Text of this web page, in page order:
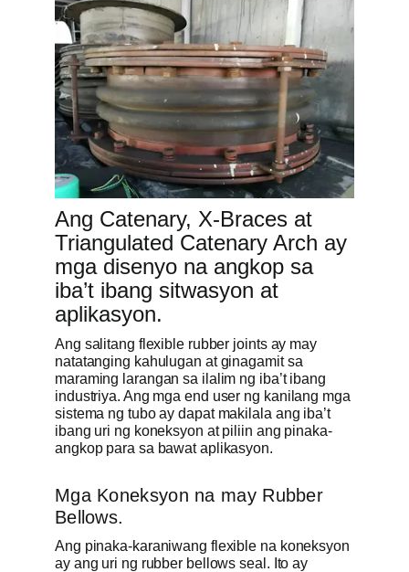
Ang Catenary, X-Braces at
Triangulated Catenary Arch ay
mga disenyo na angkop sa
iba’t ibang sitwasyon at
aplikasyon.
Ang salitang flexible rubber joints ay may
natatanging kahulugan at ginagamit sa
maraming larangan sa ilalim ng iba’t ibang
industriya. Ang mga end user ng kanilang mga
sistema ng tubo ay dapat makilala ang iba’t
ibang uri ng koneksyon at piliin ang pinaka-
angkop para sa bawat aplikasyon.
Mga Koneksyon na may Rubber
Bellows.
Ang pinaka-karaniwang flexible na koneksyon
ay ang uri ng rubber bellows seal. Ito ay